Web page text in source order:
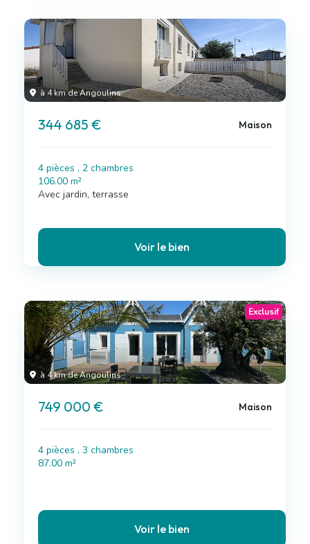
à 4 km de Angoulins
344 685 € Maison
4 pièces , 2 chambres
106.00 m²
Avec jardin, terrasse
Voir le bien
à 4 km de Angoulins
Exclusif
749 000 € Maison
4 pièces , 3 chambres
87.00 m²
Voir le bien